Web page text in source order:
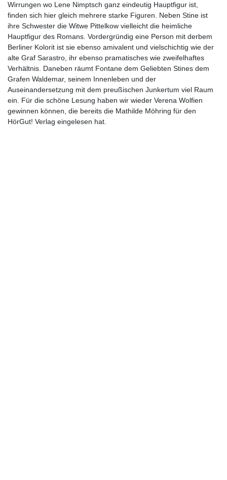
Wirrungen wo Lene Nimptsch ganz eindeutig Hauptfigur ist,
finden sich hier gleich mehrere starke Figuren. Neben Stine ist
ihre Schwester die Witwe Pittelkow vielleicht die heimliche
Hauptfigur des Romans. Vordergründig eine Person mit derbem
Berliner Kolorit ist sie ebenso amivalent und vielschichtig wie der
alte Graf Sarastro, ihr ebenso pramatisches wie zweifelhaftes
Verhältnis. Daneben räumt Fontane dem Geliebten Stines dem
Grafen Waldemar, seinem Innenleben und der
Auseinandersetzung mit dem preußischen Junkertum viel Raum
ein. Für die schöne Lesung haben wir wieder Verena Wolfien
gewinnen können, die bereits die Mathilde Möhring für den
HörGut! Verlag eingelesen hat.